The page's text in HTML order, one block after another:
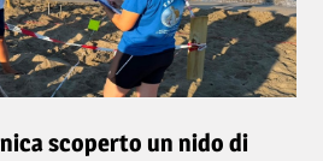
scoperto un nido di